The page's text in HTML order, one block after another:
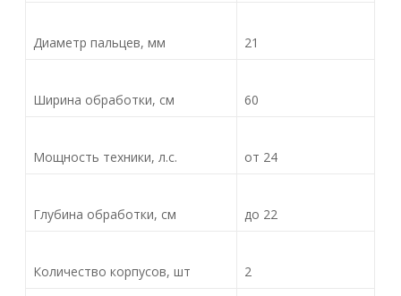
Диаметр пальцев, мм 21
Ширина обработки, см 60
Мощность техники, л.с. от 24
Глубина обработки, см до 22
Количество корпусов, шт 2